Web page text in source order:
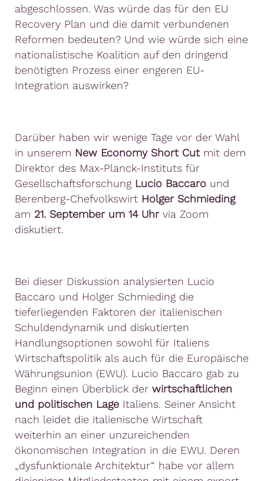
abgeschlossen. Was würde das für den EU
Recovery Plan und die damit verbundenen
Reformen bedeuten? Und wie würde sich eine
nationalistische Koalition auf den dringend
benötigten Prozess einer engeren EU-
Integration auswirken?
Darüber haben wir wenige Tage vor der Wahl
in unserem New Economy Short Cutmit dem
Direktor des Max-Planck-Instituts für
Gesellschaftsforschung Lucio Baccaro und
Berenberg-Chefvolkswirt Holger Schmieding
am 21. September um 14 Uhrvia Zoom
diskutiert.
Bei dieser Diskussion analysierten Lucio
Baccaro und Holger Schmieding die
tieferliegenden Faktoren der italienischen
Schuldendynamik und diskutierten
Handlungsoptionen sowohl für Italiens
Wirtschaftspolitik als auch für die Europäische
Währungsunion (EWU). Lucio Baccaro gab zu
Beginn einen Überblick der wirtschaftlichen
und politischen Lage Italiens. Seiner Ansicht
nach leidet die italienische Wirtschaft
weiterhin an einer unzureichenden
ökonomischen Integration in die EWU. Deren
„dysfunktionale Architektur“ habe vor allem